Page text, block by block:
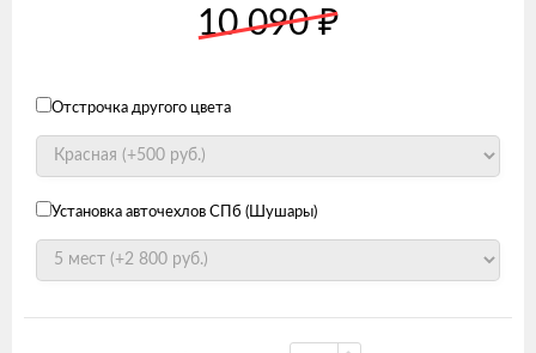
10 090₽
Отстрочка другого цвета
Установка авточехлов СПб (Шушары)